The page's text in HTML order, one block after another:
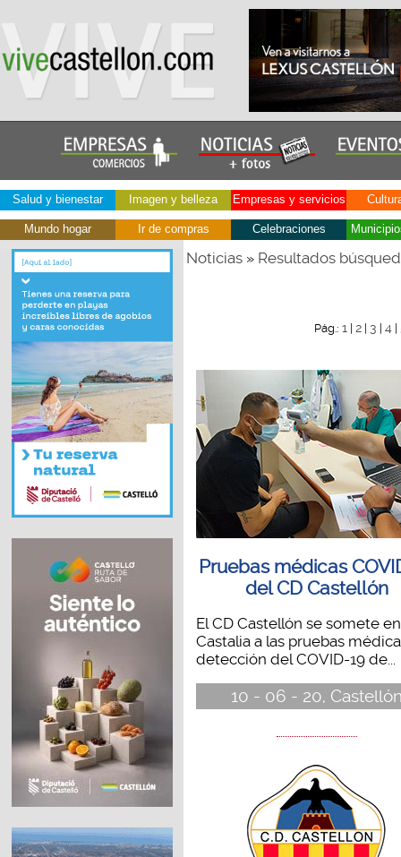
Salud y bienestar Imagen y belleza Empresas y servicios
Mundo hogar Ir de compras Celebraciones
Noticias» Resultados
Pág.: 1 2 3 4
Pruebas médicas
del CD Castellón
El CD Castellón se somete en
Castalia a las pruebas
detección del COVID-19 de...
10 - 06 - 20,